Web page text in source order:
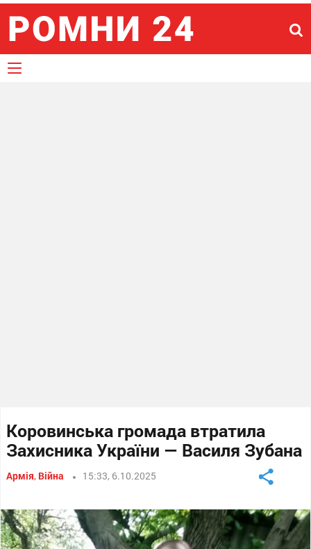
Коровинська громада втратила
Захисника України — Василя Зубана
Армія, Війна 15:33, 6.10.2025